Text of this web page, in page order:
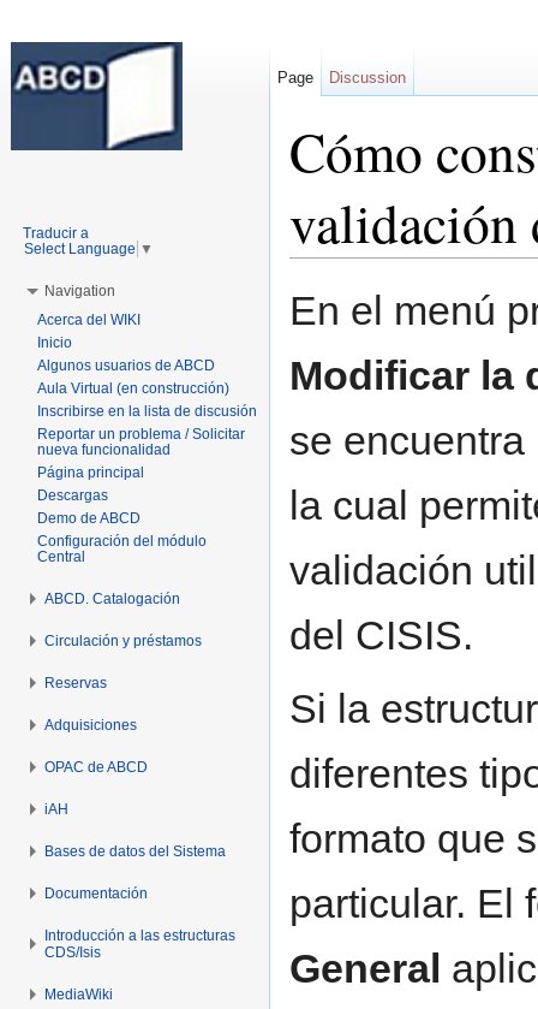
Cómo
validación
En el menú
Modificar la
se
la cual
validación
del CISIS.
Si la
diferentes
formato que
particular. El
General
Page Discussion
Traducir a
Select Language ▼
Navigation
Acerca del WIKI
Inicio
Algunos usuarios de ABCD
Aula Virtual (en construcción)
Inscribirse en la lista de discusión
Reportar un problema / Solicitar
nueva funcionalidad
Página principal
Descargas
Demo de ABCD
Configuración del módulo
Central
ABCD. Catalogación
Circulación y préstamos
Reservas
Adquisiciones
OPAC de ABCD
iAH
Bases de datos del Sistema
Documentación
Introducción a las estructuras
CDS/Isis
MediaWiki